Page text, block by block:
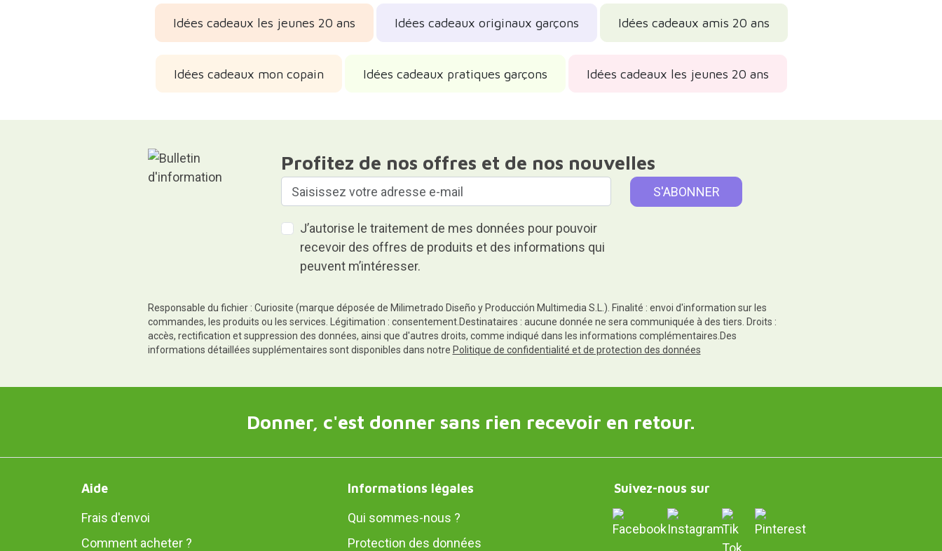
Idées cadeaux les jeunes 20 ans Idées cadeaux originaux garçons Idées cadeaux amis 20 ans
Idées cadeaux mon copain Idées cadeaux pratiques garçons Idées cadeaux les jeunes 20 ans
Profitez de nos offres et de nos nouvelles
J’autorise le traitement de mes données pour pouvoir
recevoir des offres de produits et des informations qui
peuvent m’intéresser.
Responsable du fichier : Curiosite (marque déposée de Milimetrado Diseño y Producción Multimedia S.L.). Finalité : envoi d'information sur les
commandes, les produits ou les services. Légitimation : consentement.Destinataires : aucune donnée ne sera communiquée à des tiers. Droits :
accès, rectification et suppression des données, ainsi que d'autres droits, comme indiqué dans les informations complémentaires.Des
informations détaillées supplémentaires sont disponibles dans notre Politique de confidentialité et de protection des données
Donner, c'est donner sans rien recevoir en retour.
Aide
Frais d'envoi
Comment acheter ?
Informations légales
Qui sommes-nous ?
Protection des données
Suivez-nous sur